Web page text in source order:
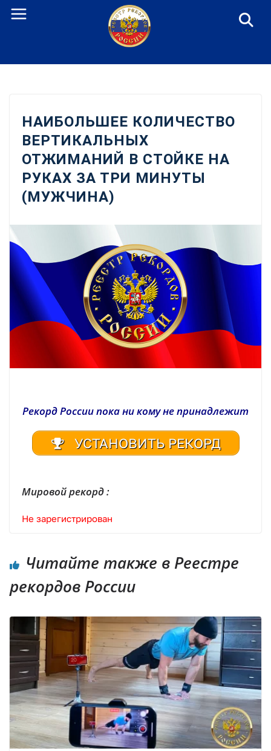
Перейти
НАИБОЛЬШЕЕ КОЛИЧЕСТВО
ВЕРТИКАЛЬНЫХ
ОТЖИМАНИЙ В СТОЙКЕ НА
РУКАХ ЗА ТРИ МИНУТЫ
(МУЖЧИНА)
Рекорд России пока ни кому не принадлежит
УСТАНОВИТЬ РЕКОРД
Мировой рекорд :
Не зарегистрирован
Читайте также в Реестре
рекордов России